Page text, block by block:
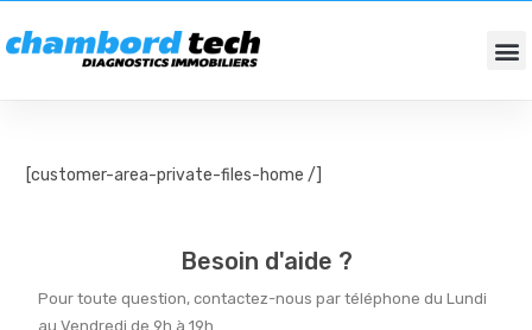
[customer-area-private-files-home /]
Besoin d'aide ?
Pour toute question, contactez-nous par téléphone du Lundi
au Vendredi de 9h à 19h